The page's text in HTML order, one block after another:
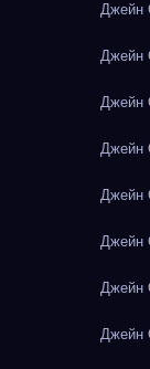
Джейн
Джейн
Джейн
Джейн
Джейн
Джейн
Джейн
Джейн